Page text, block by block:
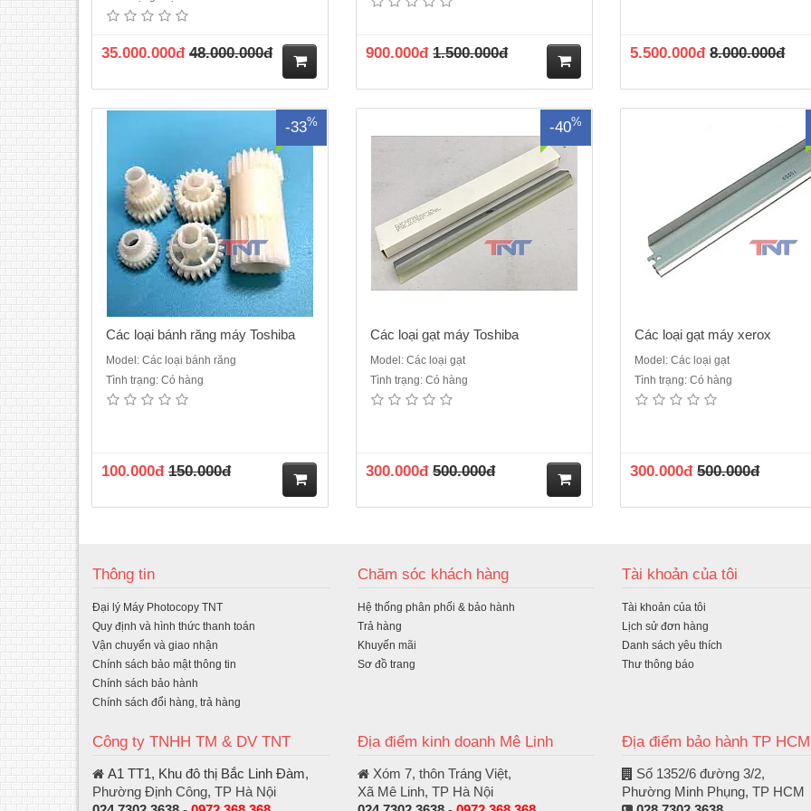
35.000.000đ 48.000.000đ
ua
900.000đ 1.500.000đ
ua
hà
5.500.000đ 8.000.000đ
-33%
toshiba 5508A->7508A..
Các loại bánh răng máy Toshiba
Model: Các loại bánh răng
Tình trạng: Có hàng
100.000đ 150.000đ
-40%
5508A...7508A..
Các loại gạt máy Toshiba
Model: Các loại gạt
Tình trạng: Có hàng
300.000đ 500.000đ
Các loại gạt máy xerox
Model: Các loại gạt
Tình trạng: Có hàng
300.000đ 500.000đ
Thông tin
Đại lý Máy Photocopy TNT
Quy định và hình thức thanh toán
Vận chuyển và giao nhận
Chính sách bảo mật thông tin
Chính sách bảo hành
Chính sách đổi hàng, trả hàng
Chăm sóc khách hàng
Hệ thống phân phối & bảo hành
Trả hàng
Khuyến mãi
Sơ đồ trang
Tài khoản của tôi
Tài khoản của tôi
Lịch sử đơn hàng
Danh sách yêu thích
Thư thông báo
Công ty TNHH TM & DV TNT
A1 TT1, Khu đô thị Bắc Linh Đàm,
Phường Định Công, TP Hà Nội
Địa điểm kinh doanh Mê Linh
Xóm 7, thôn Tráng Việt,
Xã Mê Linh, TP Hà Nội
Địa điểm bảo hành TP HCM
Số 1352/6 đường 3/2,
Phường Minh Phụng, TP HCM